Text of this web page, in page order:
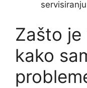
servisiranju
Zašto
kako